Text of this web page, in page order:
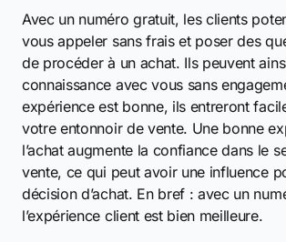
Avec un numéro gratuit, les clients
vous appeler sans frais et poser des
de procéder à un achat. Ils peuvent
connaissance avec vous sans
expérience est bonne, ils entreront
votre entonnoir de vente. Une bonne
l’achat augmente la confiance dans le
vente, ce qui peut avoir une influence
décision d’achat. En bref : avec un
l’expérience client est bien meilleure.